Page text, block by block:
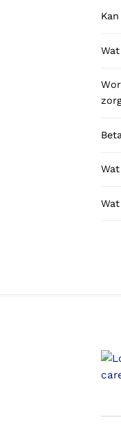
Wordt een